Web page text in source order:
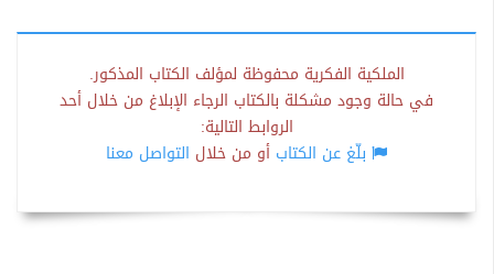
الملكية الفكرية محفوظة لمؤلف الكتاب المذكور.
في حالة وجود مشكلة بالكتاب الرجاء الإبلاغ من خلال أحد
الروابط التالية:
بلّغ عن الكتاب أو من خلال التواصل معنا